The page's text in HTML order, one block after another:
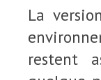
La
restent